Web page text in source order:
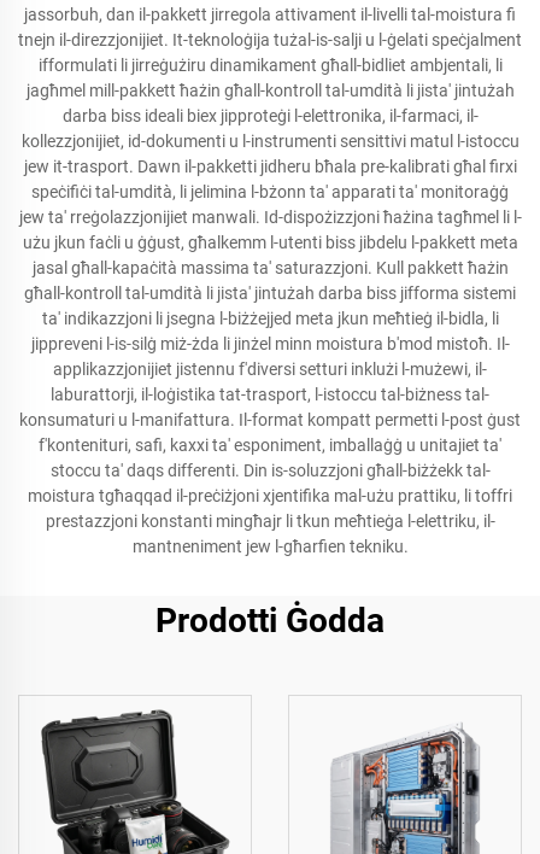
jassorbuh, dan il-pakkett jirregola attivament il-livelli tal-moistura fi
tnejn il-direzzjonijiet. It-teknoloġija tużal-is-salji u l-ġelati speċjalment
ifformulati li jirreġużiru dinamikament għall-bidliet ambjentali, li
jagħmel mill-pakkett ħażin għall-kontroll tal-umdità li jista' jintużah
darba biss ideali biex jipproteġi l-elettronika, il-farmaci, il-
kollezzjonijiet, id-dokumenti u l-instrumenti sensittivi matul l-istoccu
jew it-trasport. Dawn il-pakketti jidheru bħala pre-kalibrati għal firxi
speċifiċi tal-umdità, li jelimina l-bżonn ta' apparati ta' monitoraġġ
jew ta' rreġolazzjonijiet manwali. Id-dispożizzjoni ħażina tagħmel li l-
użu jkun faċli u ġġust, għalkemm l-utenti biss jibdelu l-pakkett meta
jasal għall-kapaċità massima ta' saturazzjoni. Kull pakkett ħażin
għall-kontroll tal-umdità li jista' jintużah darba biss jifforma sistemi
ta' indikazzjoni li jsegna l-biżżejjed meta jkun meħtieġ il-bidla, li
jippreveni l-is-silġ miż-żda li jinżel minn moistura b'mod mistoħ. Il-
applikazzjonijiet jistennu f'diversi setturi inklużi l-mużewi, il-
laburattorji, il-loġistika tat-trasport, l-istoccu tal-biżness tal-
konsumaturi u l-manifattura. Il-format kompatt permetti l-post ġust
f'kontenituri, safi, kaxxi ta' esponiment, imballaġġ u unitajiet ta'
stoccu ta' daqs differenti. Din is-soluzzjoni għall-biżżekk tal-
moistura tgħaqqad il-preċiżjoni xjentifika mal-użu prattiku, li toffri
prestazzjoni konstanti mingħajr li tkun meħtieġa l-elettriku, il-
mantneniment jew l-għarfien tekniku.
Prodotti Ġodda